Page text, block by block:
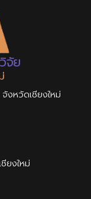
จัย
งหวัดเชียงใหม่
ยงใหม่